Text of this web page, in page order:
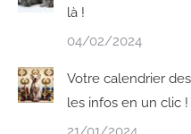
là !
04/02/2024
Votre calendrier
les infos en un clic !